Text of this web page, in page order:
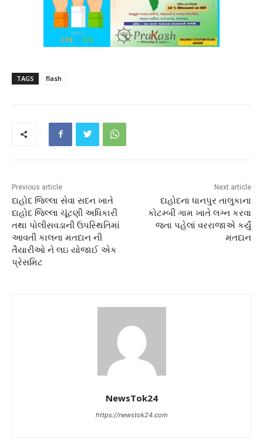
TAGS flash
Previous article
દાહોદ જિલ્લા સેવા સદન ખાતે
દાહોદ જિલ્લા ચૂંટણી અધિકારી
તથા પોલીસવડાની ઉપસ્થિતિમાં
આવતી કાલના મતદાન ની
તૈયારીઓ ને લઇ યોજાઈ એક
પ્રેસમિટ
Next article
દાહોદના ધાનપુર તાલુકાના
કોટમ્બી ગામ ખાતે લગ્ન કરવા
જતા પહેલાં વરરાજાએ કર્યું
મતદાન
NewsTok24
https://newstok24.com